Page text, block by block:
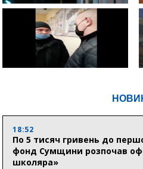
18:52
По 5 тисяч гривень до
фонд Сумщини розпочав
школяра»